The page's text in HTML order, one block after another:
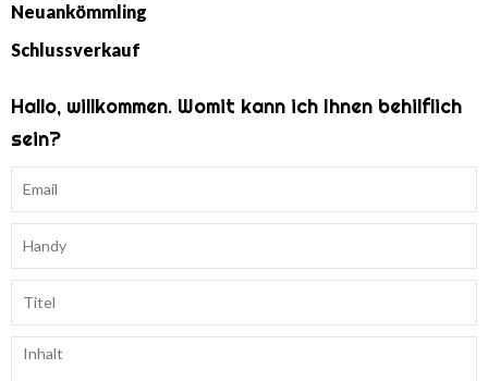
Neuankömmling
Schlussverkauf
Hallo, willkommen. Womit kann ich Ihnen behilflich
sein?